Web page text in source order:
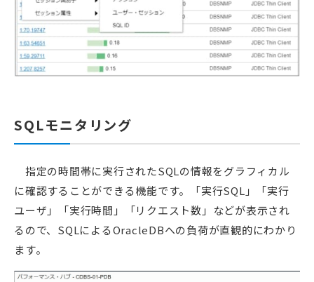
SQLモニタリング
指定の時間帯に実行されたSQLの情報をグラフィカル
に確認することができる機能です。「実行SQL」「実行
ユーザ」「実行時間」「リクエスト数」などが表示され
るので、SQLによるOracleDBへの負荷が直観的にわかり
ます。